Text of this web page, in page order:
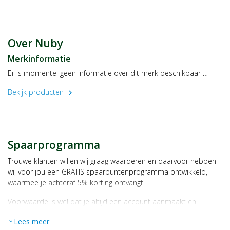
Fabrikant
New Valmar BVBA
Buntstraat 104
9940 Evergem
Over Nuby
Merkinformatie
Er is momentel geen informatie over dit merk beschikbaar …
Bekijk producten
chevron_right
Spaarprogramma
Trouwe klanten willen wij graag waarderen en daarvoor hebben
wij voor jou een GRATIS spaarpuntenprogramma ontwikkeld,
waarmee je achteraf 5% korting ontvangt.
Voorwaarde is wel dat je altijd een account aanmaakt en
Bij iedere bestelling ontvang je per bestede euro 1 spaarpunt,
expand_more Lees meer